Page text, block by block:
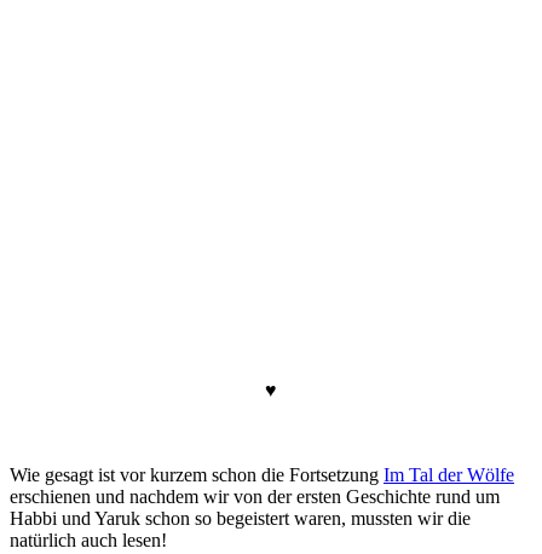
♥
Wie gesagt ist vor kurzem schon die Fortsetzung Im Tal der Wölfe
erschienen und nachdem wir von der ersten Geschichte rund um
Habbi und Yaruk schon so begeistert waren, mussten wir die
natürlich auch lesen!